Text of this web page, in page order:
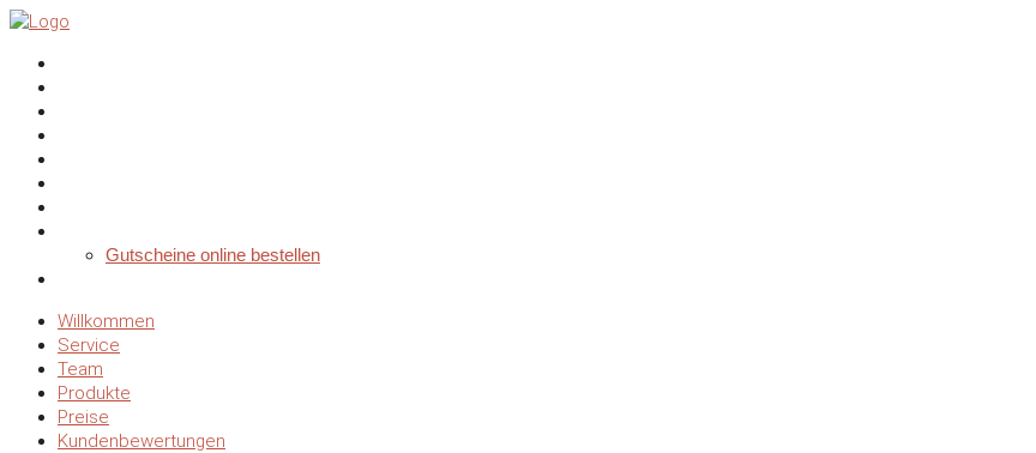
Gutscheine online bestellen
Willkommen
Service
Team
Produkte
Preise
Kundenbewertungen